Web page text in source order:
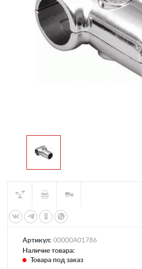
Артикул: 00000А01786
Наличие товара:
Товара под заказ